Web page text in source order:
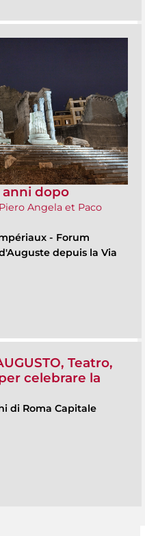
dopo
Angela et Paco
- Forum
depuis la Via
Teatro,
celebrare la
di Roma Capitale